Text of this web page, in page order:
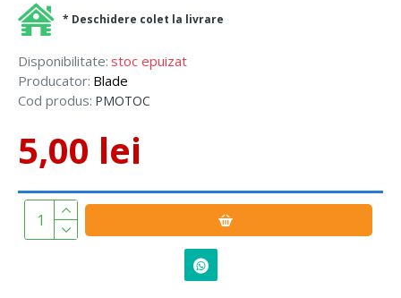
Disponibilitate: stoc epuizat
Producator: Blade
Cod produs: PMOTOC
5,00 lei
* Deschidere colet la livrare